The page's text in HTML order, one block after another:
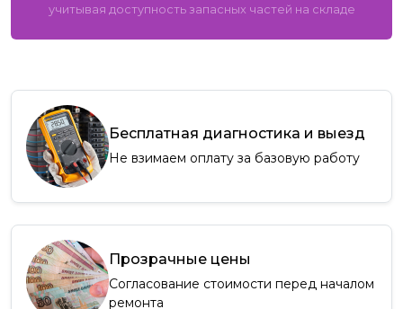
учитывая доступность запасных частей на складе
Бесплатная диагностика и выезд
Не взимаем оплату за базовую работу
Прозрачные цены
Согласование стоимости перед началом
ремонта